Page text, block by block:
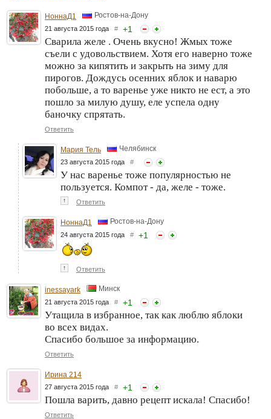
НоннаД1 Ростов-на-Дону
21 августа 2015 года # +1
Сварила желе . Очень вкусно! Жмых тоже
съели с удовольствием. Хотя его наверно тоже
можно за кипятить и закрыть на зиму для
пирогов. Дождусь осенних яблок и наварю
побольше, а то варенье уже никто не ест, а это
пошло за милую душу, еле успела одну
баночку спрятать.
Ответить
Мария Тель Челябинск
23 августа 2015 года #
У нас варенье тоже популярностью не
пользуется. Компот - да, желе - тоже.
↑ Ответить
НоннаД1 Ростов-на-Дону
24 августа 2015 года # +1
↑ Ответить
inessayark Минск
21 августа 2015 года # +1
Утащила в избранное, так как люблю яблоки
во всех видах.
Спасибо большое за информацию.
Ответить
Ирина 214
27 августа 2015 года # +1
Пошла варить, давно рецепт искала! Спасибо!
Ответить